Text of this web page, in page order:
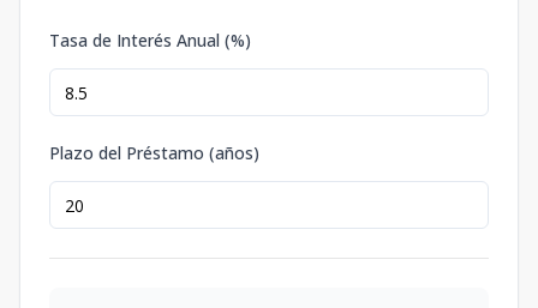
Tasa de Interés Anual (%)
Plazo del Préstamo (años)